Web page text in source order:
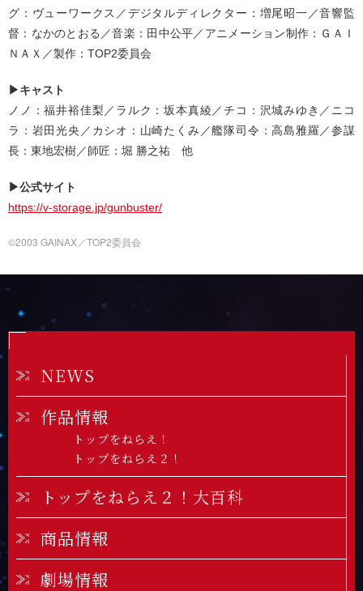
グ：ヴューワークス／デジタルディレクター：増尾昭一／音響監
督：なかのとおる／音楽：田中公平／アニメーション制作：ＧＡＩ
ＮＡＸ／製作：TOP2委員会
▶キャスト
ノノ：福井裕佳梨／ラルク：坂本真綾／チコ：沢城みゆき／ニコ
ラ：岩田光央／カシオ：山崎たくみ／艦隊司令：高島雅羅／参謀
長：東地宏樹／師匠：堀 勝之祐 他
▶公式サイト
https://v-storage.jp/gunbuster/
©2003 GAINAX／TOP2委員会
NEWS
作品情報
トップをねらえ！
トップをねらえ２！
トップをねらえ２！大百科
商品情報
劇場情報